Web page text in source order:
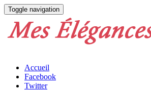
Toggle navigation
Accueil
Facebook
Twitter